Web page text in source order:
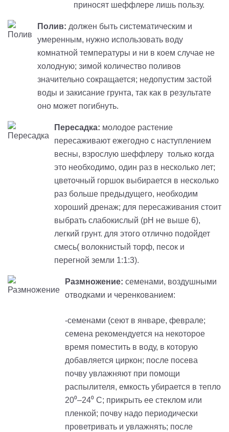
приносят шеффлере лишь пользу.
Полив: должен быть систематическим и
умеренным, нужно использовать воду
комнатной температуры и ни в коем случае не
холодную; зимой количество поливов
значительно сокращается; недопустим застой
воды и закисание грунта, так как в результате
оно может погибнуть.
Пересадка: молодое растение
пересаживают ежегодно с наступлением
весны, взрослую шеффлеру только когда
это необходимо, один раз в несколько лет;
цветочный горшок выбирается в несколько
раз больше предыдущего, необходим
хороший дренаж; для пересаживания стоит
выбрать слабокислый (рН не выше 6),
легкий грунт. для этого отлично подойдет
смесь( волокнистый торф, песок и
перегной земли 1:1:3).
Размножение: семенами, воздушными
отводками и черенкованием:
-cеменами (сеют в январе, феврале;
семена рекомендуется на некоторое
время поместить в воду, в которую
добавляется циркон; после посева
почву увлажняют при помощи
распылителя, емкость убирается в тепло
20⁰–24⁰ С; прикрыть ее стеклом или
пленкой; почву надо периодически
проветривать и увлажнять; после